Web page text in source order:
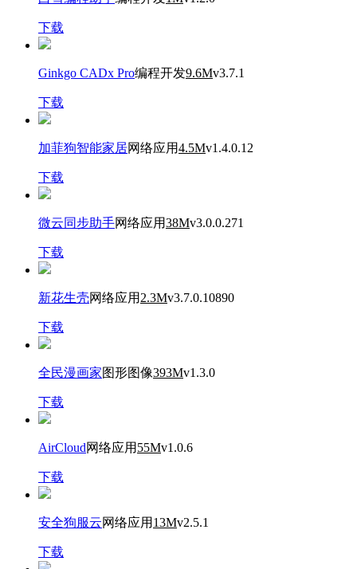
下载
Ginkgo CADx Pro编程开发9.6Mv3.7.1
下载
加菲狗智能家居网络应用4.5Mv1.4.0.12
下载
微云同步助手网络应用38Mv3.0.0.271
下载
新花生壳网络应用 2.3Mv3.7.0.10890
下载
全民漫画家图形图像393Mv1.3.0
下载
AirCloud网络应用 55Mv1.0.6
下载
安全狗服云网络应用 13Mv2.5.1
下载